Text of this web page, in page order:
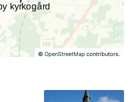
©OpenStreetMap contributors.